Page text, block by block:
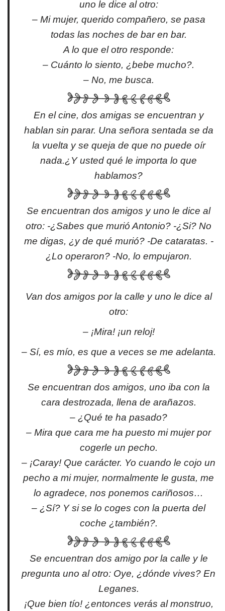
uno le dice al otro:
– Mi mujer, querido compañero, se pasa
todas las noches de bar en bar.
A lo que el otro responde:
– Cuánto lo siento, ¿bebe mucho?.
– No, me busca.
En el cine, dos amigas se encuentran y
hablan sin parar. Una señora sentada se da
la vuelta y se queja de que no puede oír
nada.¿Y usted qué le importa lo que
hablamos?
Se encuentran dos amigos y uno le dice al
otro: -¿Sabes que murió Antonio? -¿Si? No
me digas, ¿y de qué murió? -De cataratas. -
¿Lo operaron? -No, lo empujaron.
Van dos amigos por la calle y uno le dice al
otro:
– ¡Mira! ¡un reloj!
– Sí, es mío, es que a veces se me adelanta.
Se encuentran dos amigos, uno iba con la
cara destrozada, llena de arañazos.
– ¿Qué te ha pasado?
– Mira que cara me ha puesto mi mujer por
cogerle un pecho.
– ¡Caray! Que carácter. Yo cuando le cojo un
pecho a mi mujer, normalmente le gusta, me
lo agradece, nos ponemos cariñosos…
– ¿Sí? Y si se lo coges con la puerta del
coche ¿también?.
Se encuentran dos amigo por la calle y le
pregunta uno al otro: Oye, ¿dónde vives? En
Leganes.
¡Que bien tío! ¿entonces verás al monstruo,